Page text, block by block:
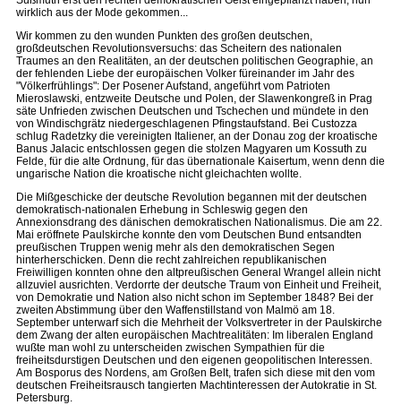
wirklich aus der Mode gekommen...
Wir kommen zu den wunden Punkten des großen deutschen,
großdeutschen Revolutionsversuchs: das Scheitern des nationalen
Traumes an den Realitäten, an der deutschen politischen Geographie, an
der fehlenden Liebe der europäischen Volker füreinander im Jahr des
"Völkerfrühlings": Der Posener Aufstand, angeführt vom Patrioten
Mieroslawski, entzweite Deutsche und Polen, der Slawenkongreß in Prag
säte Unfrieden zwischen Deutschen und Tschechen und mündete in den
von Windischgrätz niedergeschlagenen Pfingstaufstand. Bei Custozza
schlug Radetzky die vereinigten Italiener, an der Donau zog der kroatische
Banus Jalacic entschlossen gegen die stolzen Magyaren um Kossuth zu
Felde, für die alte Ordnung, für das übernationale Kaisertum, wenn denn die
ungarische Nation die kroatische nicht gleichachten wollte.
Die Mißgeschicke der deutsche Revolution begannen mit der deutschen
demokratisch-nationalen Erhebung in Schleswig gegen den
Annexionsdrang des dänischen demokratischen Nationalismus. Die am 22.
Mai eröffnete Paulskirche konnte den vom Deutschen Bund entsandten
preußischen Truppen wenig mehr als den demokratischen Segen
hinterherschicken. Denn die recht zahlreichen republikanischen
Freiwilligen konnten ohne den altpreußischen General Wrangel allein nicht
allzuviel ausrichten. Verdorrte der deutsche Traum von Einheit und Freiheit,
von Demokratie und Nation also nicht schon im September 1848? Bei der
zweiten Abstimmung über den Waffenstillstand von Malmö am 18.
September unterwarf sich die Mehrheit der Volksvertreter in der Paulskirche
dem Zwang der alten europäischen Machtrealitäten: Im liberalen England
wußte man wohl zu unterscheiden zwischen Sympathien für die
freiheitsdurstigen Deutschen und den eigenen geopolitischen Interessen.
Am Bosporus des Nordens, am Großen Belt, trafen sich diese mit den vom
deutschen Freiheitsrausch tangierten Machtinteressen der Autokratie in St.
Petersburg.